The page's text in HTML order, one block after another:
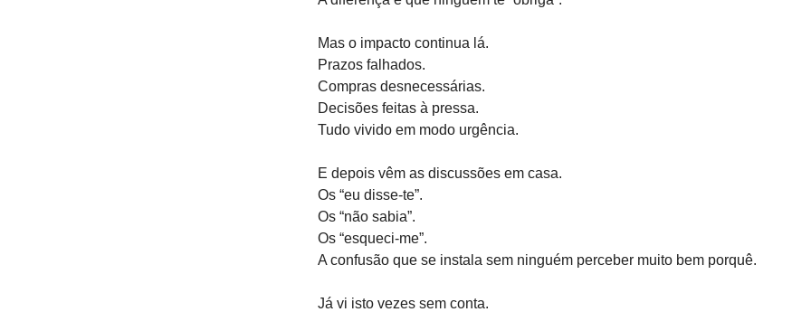
Mas o impacto continua lá.
Prazos falhados.
Compras desnecessárias.
Decisões feitas à pressa.
Tudo vivido em modo urgência.
E depois vêm as discussões em casa.
Os “eu disse-te”.
Os “não sabia”.
Os “esqueci-me”.
A confusão que se instala sem ninguém perceber muito bem porquê.
Já vi isto vezes sem conta.